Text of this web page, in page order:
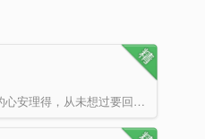
我们接受了祖先的遗产，这让中华辉煌了数千年，我们是如此的心安理得，从未想过要回归那个在刀耕火种中苦苦…